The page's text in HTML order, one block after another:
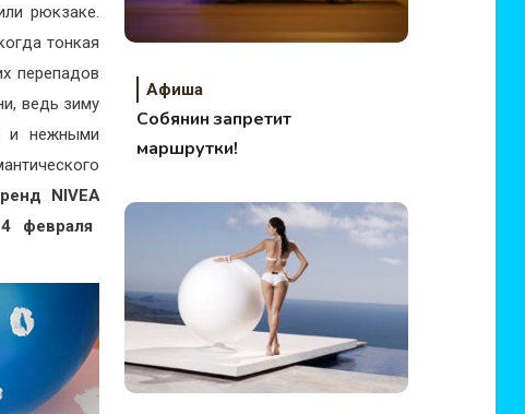
рюкзаке.
тонкая
перепадов
ведь зиму
и нежными
NIVEA
февраля
Афиша
Собянин запретит
маршрутки!